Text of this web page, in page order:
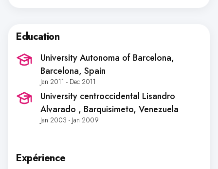
Education
University Autonoma of Barcelona,
Barcelona, Spain
Jan 2011 - Dec 2011
University centroccidental Lisandro
Alvarado , Barquisimeto, Venezuela
Jan 2003 - Jan 2009
Expérience